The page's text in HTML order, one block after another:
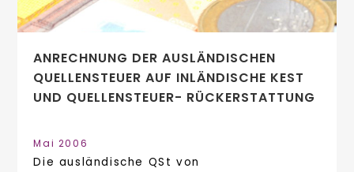
ANRECHNUNG DER AUSLÄNDISCHEN
QUELLENSTEUER AUF INLÄNDISCHE KEST
UND QUELLENSTEUER- RÜCKERSTATTUNG
Mai 2006
Die ausländische QSt von